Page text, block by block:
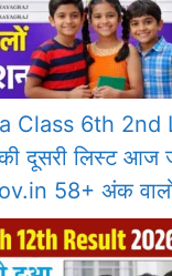
Class 6th 2nd
दूसरी लिस्ट आज
58+ अंक